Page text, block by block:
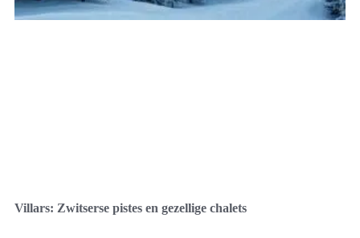
Villars: Zwitserse pistes en gezellige chalets